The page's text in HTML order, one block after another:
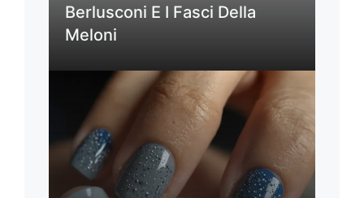
Berlusconi E I Fasci Della
Meloni